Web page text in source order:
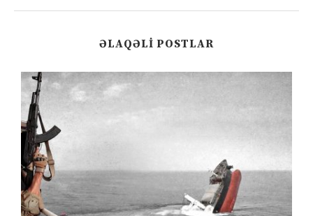
ƏLAQƏLI POSTLAR